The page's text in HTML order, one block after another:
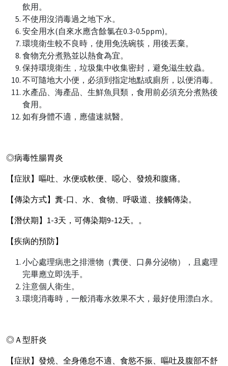
飲用。
不使用沒消毒過之地下水。
安全用水(自來水應含餘氯在0.3-0.5ppm)。
環境衛生較不良時，使用免洗碗筷，用後丟棄。
食物充分煮熟並以熱食為宜。
保持環境衛生，垃圾集中收集密封，避免滋生蚊蟲。
不可隨地大小便，必須到指定地點或廁所，以便消毒。
水產品、海產品、生鮮魚貝類，食用前必須充分煮熟後
食用。
如有身體不適，應儘速就醫。
◎病毒性腸胃炎
【症狀】嘔吐、水便或軟便、噁心、發燒和腹痛。
【傳染方式】糞-口、水、食物、呼吸道、接觸傳染。
【潛伏期】1-3天，可傳染期9-12天。。
【疾病的預防】
小心處理病患之排泄物（糞便、口鼻分泌物），且處理
完畢應立即洗手。
注意個人衛生。
環境消毒時，一般消毒水效果不大，最好使用漂白水。
◎Ａ型肝炎
【症狀】發燒、全身倦怠不適、食慾不振、嘔吐及腹部不舒